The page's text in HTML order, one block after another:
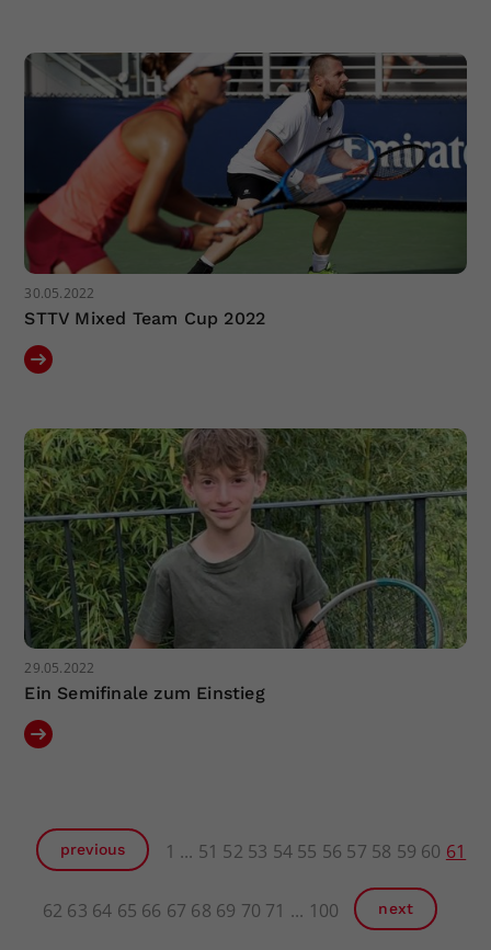
30.05.2022
STTV Mixed Team Cup 2022
29.05.2022
Ein Semifinale zum Einstieg
previous 1 51 52 53 54 55 56 57 58 59 60 61
62 63 64 65 66 67 68 69 70 71 100 next